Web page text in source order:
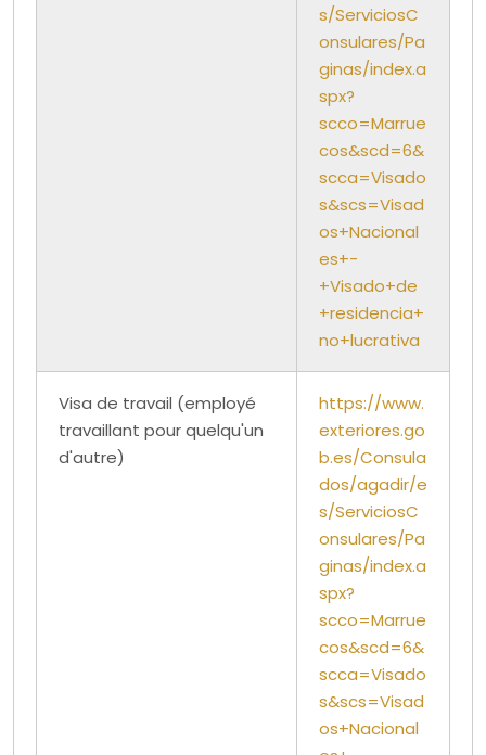
s/ServiciosC
onsulares/Pa
ginas/index.a
spx?
scco=Marrue
cos&scd=6&
scca=Visado
s&scs=Visad
os+Nacional
es+-
+Visado+de
+residencia+
no+lucrativa
Visa de travail (employé
travaillant pour quelqu'un
d'autre)
https://www.
exteriores.go
b.es/Consula
dos/agadir/e
s/ServiciosC
onsulares/Pa
ginas/index.a
spx?
scco=Marrue
cos&scd=6&
scca=Visado
s&scs=Visad
os+Nacional